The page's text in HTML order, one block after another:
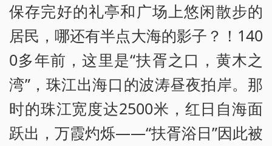
保存完好的礼亭和广场上悠闲散步的
居民，哪还有半点大海的影子？！140
0多年前，这里是“扶胥之口，黄木之
湾”，珠江出海口的波涛昼夜拍岸。那
时的珠江宽度达2500米，红日自海面
跃出，万霞灼烁——“扶胥浴日”因此被